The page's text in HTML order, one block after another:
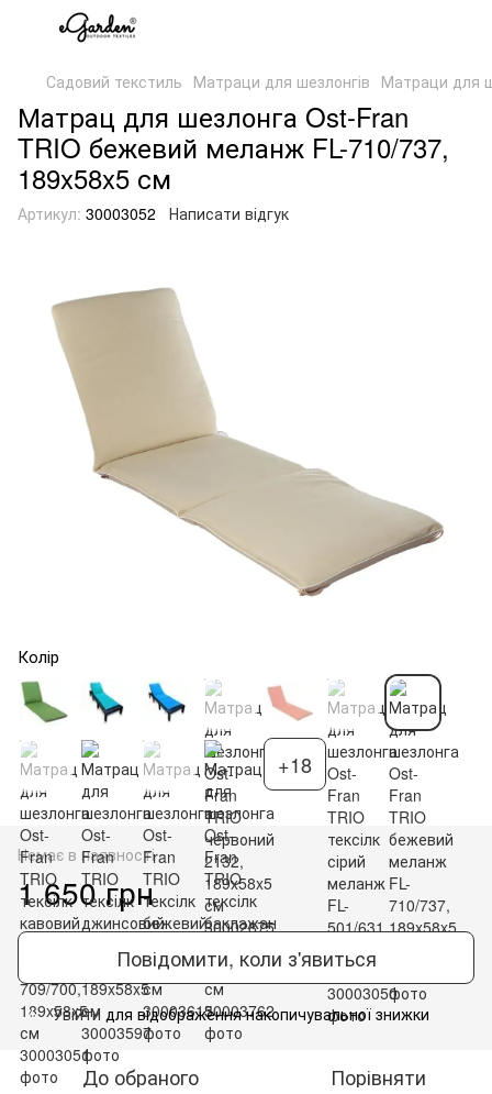
Садовий текстиль Матраци для шезлонгів Матраци для
Матрац для шезлонга Ost-Fran
TRIO бежевий меланж FL-710/737,
189x58x5 см
Артикул: 30003052 Написати відгук
Колір
+18
Немає в наявності
1 650 грн
Повідомити, коли з'явиться
% Увійти для відображення накопичувальної знижки
До обраного Порівняти